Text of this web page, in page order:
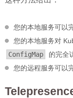
您的本地服务可以
您的本地服务对
ConfigMap
的完全
您的远程服务可以